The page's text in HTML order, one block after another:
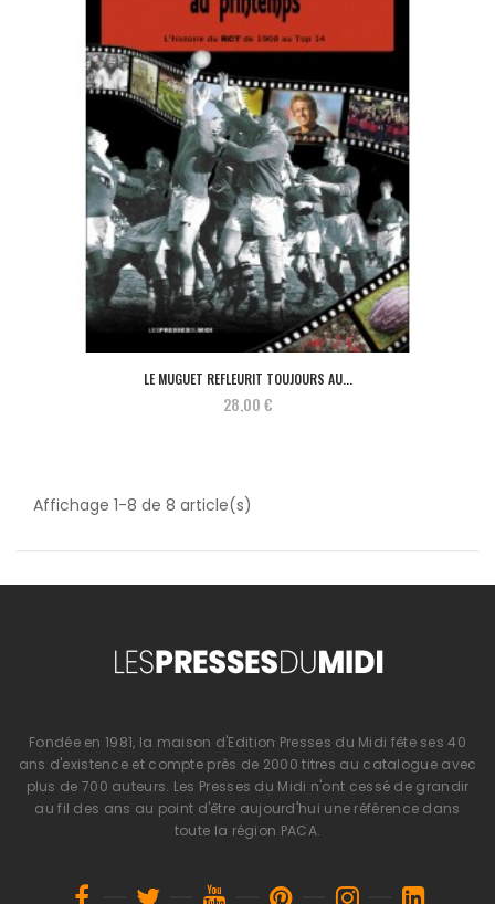
LE MUGUET REFLEURIT TOUJOURS AU...
28,00 €
Affichage 1-8 de 8 article(s)
Fondée en 1981, la maison d'Edition Presses du Midi fête ses 40
ans d'existence et compte près de 2000 titres au catalogue avec
plus de 700 auteurs. Les Presses du Midi n'ont cessé de grandir
au fil des ans au point d'être aujourd'hui une référence dans
toute la région PACA.